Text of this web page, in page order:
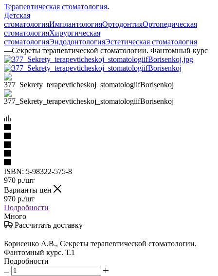
Терапевтическая стоматология
Детская
стоматологияИмплантологияОртодонтияОртопедическая
стоматологияХирургическая
стоматологияЭндодонтологияЭстетическая стоматология
—Секреты терапевтической стоматологии. Фантомный курс
ISBN: 5-98322-575-8
970 р./шт
Варианты цен
970 р./шт
Подробности
Много
Рассчитать доставку
Борисенко А.В., Секреты терапевтической стоматологии.
Фантомный курс. Т.1
Подробности